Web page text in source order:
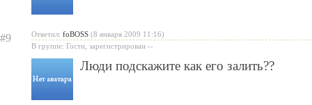
#9 Ответил: foBOSS (8 января 2009 11:16)
В группе: Гости, зарегистрирован --
Люди подскажите как его залить??